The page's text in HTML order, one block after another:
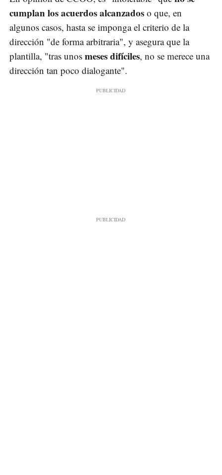
cumplan los acuerdos alcanzados o que, en
algunos casos, hasta se imponga el criterio de la
dirección "de forma arbitraria", y asegura que la
plantilla, "tras unos meses difíciles, no se merece una
dirección tan poco dialogante".